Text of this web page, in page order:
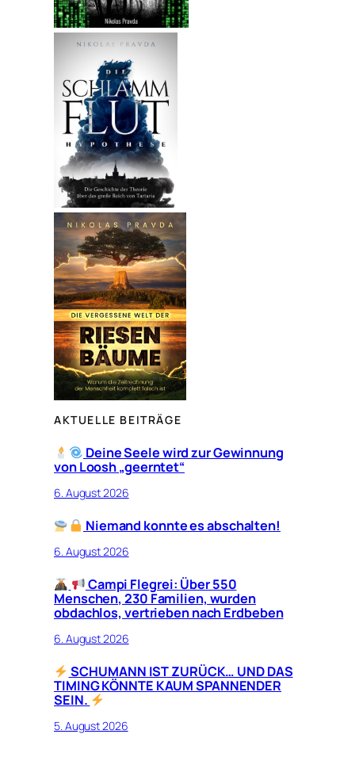
AKTUELLE BEITRÄGE
Deine Seele wird zur Gewinnung
von Loosh „geerntet“
6. August 2026
Niemand konnte es abschalten!
6. August 2026
Campi Flegrei: Über 550
Menschen, 230 Familien, wurden
obdachlos, vertrieben nach Erdbeben
6. August 2026
SCHUMANN IST ZURÜCK… UND DAS
TIMING KÖNNTE KAUM SPANNENDER
SEIN.
5. August 2026